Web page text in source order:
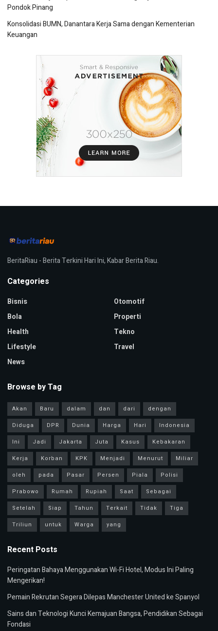
Pondok Pinang
Konsolidasi BUMN, Danantara Kerja Sama dengan Kementerian
Keuangan
BeritaRiau - Berita Terkini Hari Ini, Kabar Berita Riau.
Categories
Bisnis
Bola
Health
Lifestyle
News
Otomotif
Properti
Tekno
Travel
Browse by Tag
Akan Baru dalam dan dari
dengan
Diduga
DPR Dunia Harga Hari
Indonesia
Ini
Jadi Jakarta Juta Kasus
Kebakaran
Kerja
Korban KPK Menjadi Menurut
Miliar
oleh
pada Pasar Persen Piala
Polisi
Prabowo
Rumah Rupiah Saat
Sebagai
Setelah
Siap Tahun Terkait Tidak
Tiga
Triliun
untuk Warga yang
Recent Posts
Peringatan Bahaya Menggunakan Wi-Fi Hotel, Modus Ini Paling
Mengerikan!
Pemain Rekrutan Segera Dilepas Manchester United ke Spanyol
Sains dan Teknologi Kunci Kemajuan Bangsa, Pendidikan Sebagai
Fondasi